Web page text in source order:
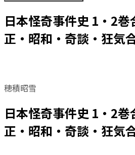
日本怪奇事件史 1・2
正・昭和・奇談・狂気合
穂積昭雪
日本怪奇事件史 1・2
正・昭和・奇談・狂気合